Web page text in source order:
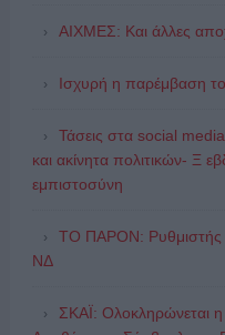
ΑΙΧΜΕΣ: Και άλλες
Ισχυρή η παρέμβαση
Τάσεις στα social
και ακίνητα πολιτικών- Ξ
εμπιστοσύνη
ΤΟ ΠΑΡΟΝ: Ρυθμιστής
ΝΔ
ΣΚΑΪ: Ολοκληρώνεται